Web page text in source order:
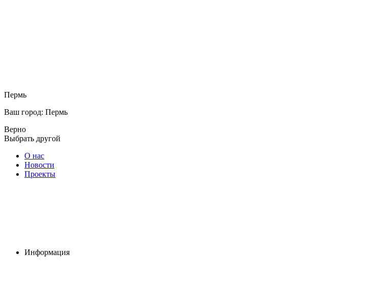
Пермь
Ваш город: Пермь
Верно
Выбрать другой
О нас
Новости
Проекты
Информация